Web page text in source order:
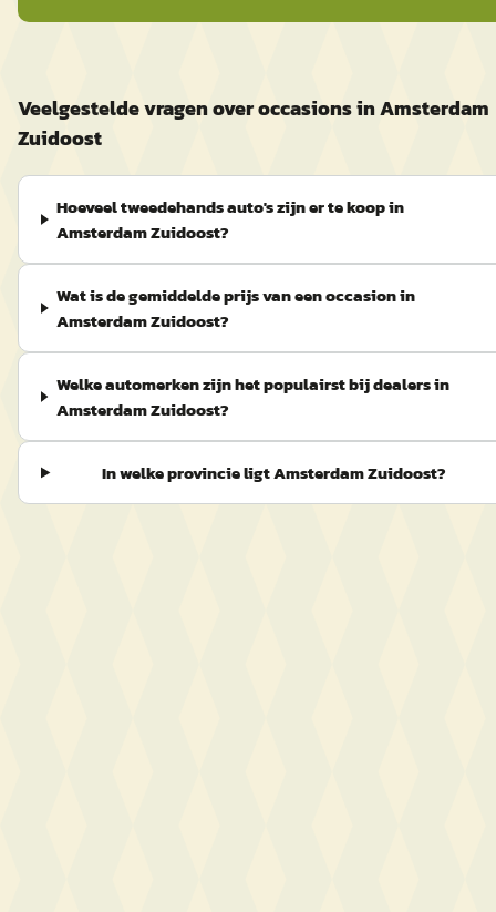
Veelgestelde vragen over occasions in Amsterdam
Zuidoost
Hoeveel tweedehands auto's zijn er te koop in
Amsterdam Zuidoost?
Wat is de gemiddelde prijs van een occasion in
Amsterdam Zuidoost?
Welke automerken zijn het populairst bij dealers in
Amsterdam Zuidoost?
In welke provincie ligt Amsterdam Zuidoost?